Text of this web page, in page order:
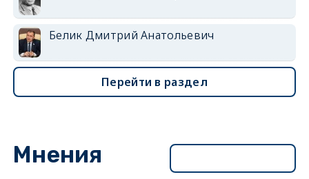
Белик Дмитрий Анатольевич
Перейти в раздел
Мнения